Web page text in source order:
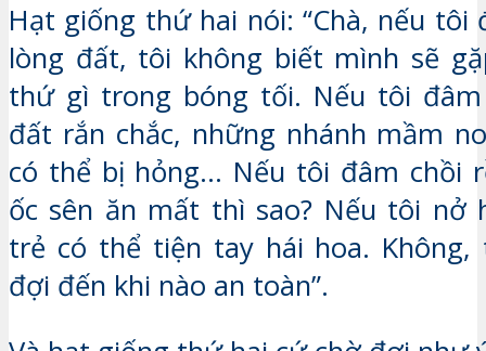
Hạt giống thứ hai nói: “Chà, nếu tôi
lòng đất, tôi không biết mình sẽ
thứ gì trong bóng tối. Nếu tôi
đất rắn chắc, những nhánh mầm
có thể bị hỏng… Nếu tôi đâm chồi
ốc sên ăn mất thì sao? Nếu tôi nở
trẻ có thể tiện tay hái hoa.
đợi đến khi nào an toàn”.